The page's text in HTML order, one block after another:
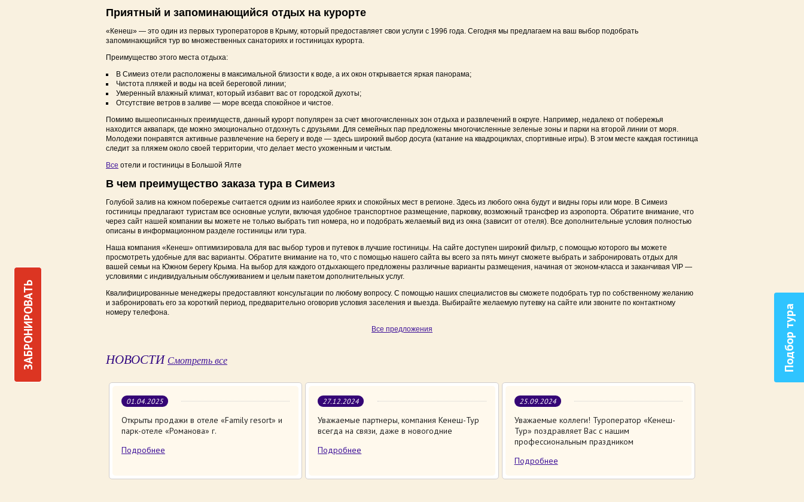
Банковские реквизиты
Новости
В Крым на машине
Где отдохнуть в Крыму
Отдых за счет работодателя
Документы
Отдых с животными в Крыму 2025
Восточный Крым
Отдых в Алуште на первой линии
Отдых на первой береговой линии в Судаке
Отдых на первой линии в Евпатории
Отели в Крыму на первой линии
Отдых с животными в Крыму 2025
ЗАБРОНИРОВАТЬ
Приятный и запоминающийся отдых на курорте
«Кенеш» — это один из первых туроператоров в Крыму, который предоставляет свои услуги с 1996 года. Сегодня мы предлагаем на ваш выбор подобрать
запоминающийся тур во множественных санаториях и гостиницах курорта.
Преимущество этого места отдыха:
В Симеиз отели расположены в максимальной близости к воде, а их окон открывается яркая панорама;
Чистота пляжей и воды на всей береговой линии;
Умеренный влажный климат, который избавит вас от городской духоты;
Отсутствие ветров в заливе — море всегда спокойное и чистое.
Помимо вышеописанных преимуществ, данный курорт популярен за счет многочисленных зон отдыха и развлечений в округе. Например, недалеко от побережья
находится аквапарк, где можно эмоционально отдохнуть с друзьями. Для семейных пар предложены многочисленные зеленые зоны и парки на второй линии от моря.
Молодежи понравятся активные развлечение на берегу и воде — здесь широкий выбор досуга (катание на квадроциклах, спортивные игры). В этом месте каждая гостиница
следит за пляжем около своей территории, что делает место ухоженным и чистым.
Все отели и гостиницы в Большой Ялте
В чем преимущество заказа тура в Симеиз
Голубой залив на южном побережье считается одним из наиболее ярких и спокойных мест в регионе. Здесь из любого окна будут и видны горы или море. В Симеиз
гостиницы предлагают туристам все основные услуги, включая удобное транспортное размещение, парковку, возможный трансфер из аэропорта. Обратите внимание, что
через сайт нашей компании вы можете не только выбрать тип номера, но и подобрать желаемый вид из окна (зависит от отеля). Все дополнительные условия полностью
описаны в информационном разделе гостиницы или тура.
Наша компания «Кенеш» оптимизировала для вас выбор туров и путевок в лучшие гостиницы. На сайте доступен широкий фильтр, с помощью которого вы можете
просмотреть удобные для вас варианты. Обратите внимание на то, что с помощью нашего сайта вы всего за пять минут сможете выбрать и забронировать отдых для
вашей семьи на Южном берегу Крыма. На выбор для каждого отдыхающего предложены различные варианты размещения, начиная от эконом-класса и заканчивая VIP —
условиями с индивидуальным обслуживанием и целым пакетом дополнительных услуг.
Квалифицированные менеджеры предоставляют консультации по любому вопросу. С помощью наших специалистов вы сможете подобрать тур по собственному желанию
и забронировать его за короткий период, предварительно оговорив условия заселения и выезда. Выбирайте желаемую путевку на сайте или звоните по контактному
номеру телефона.
Все предложения
НОВОСТИ Смотреть все
01.04.2025
Открыты продажи в отеле «Family resort» и
парк-отеле «Романова» г.
Подробнее
27.12.2024
Уважаемые партнеры, компания Кенеш-Тур
всегда на связи, даже в новогодние
Подробнее
25.09.2024
Уважаемые коллеги! Туроператор «Кенеш-
Тур» поздравляет Вас с нашим
профессиональным праздником
Подробнее
Подбор тура